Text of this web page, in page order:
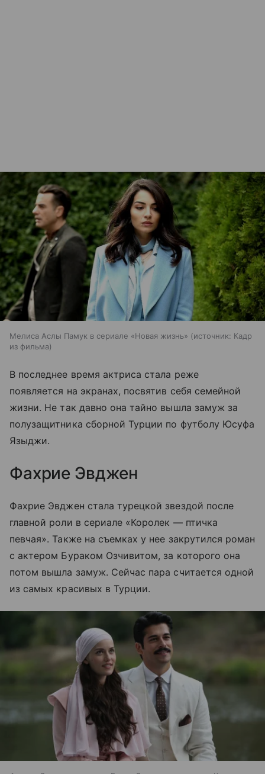
Мелиса Аслы Памук в сериале «Новая жизнь» источник: Кадр
из фильма
В последнее время актриса стала реже
появляется на экранах, посвятив себя семейной
жизни. Не так давно она тайно вышла замуж за
полузащитника сборной Турции по футболу Юсуфа
Языджи.
Фахрие Эвджен
Фахрие Эвджен стала турецкой звездой после
главной роли в сериале «Королек — птичка
певчая». Также на съемках у нее закрутился роман
с актером Бураком Озчивитом, за которого она
потом вышла замуж. Сейчас пара считается одной
из самых красивых в Турции.